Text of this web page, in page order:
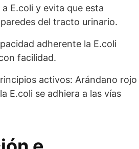
E.coli y evita que esta
del tracto urinario.
adherente la E.coli
facilidad.
activos: Arándano rojo
E.coli se adhiera a las vías